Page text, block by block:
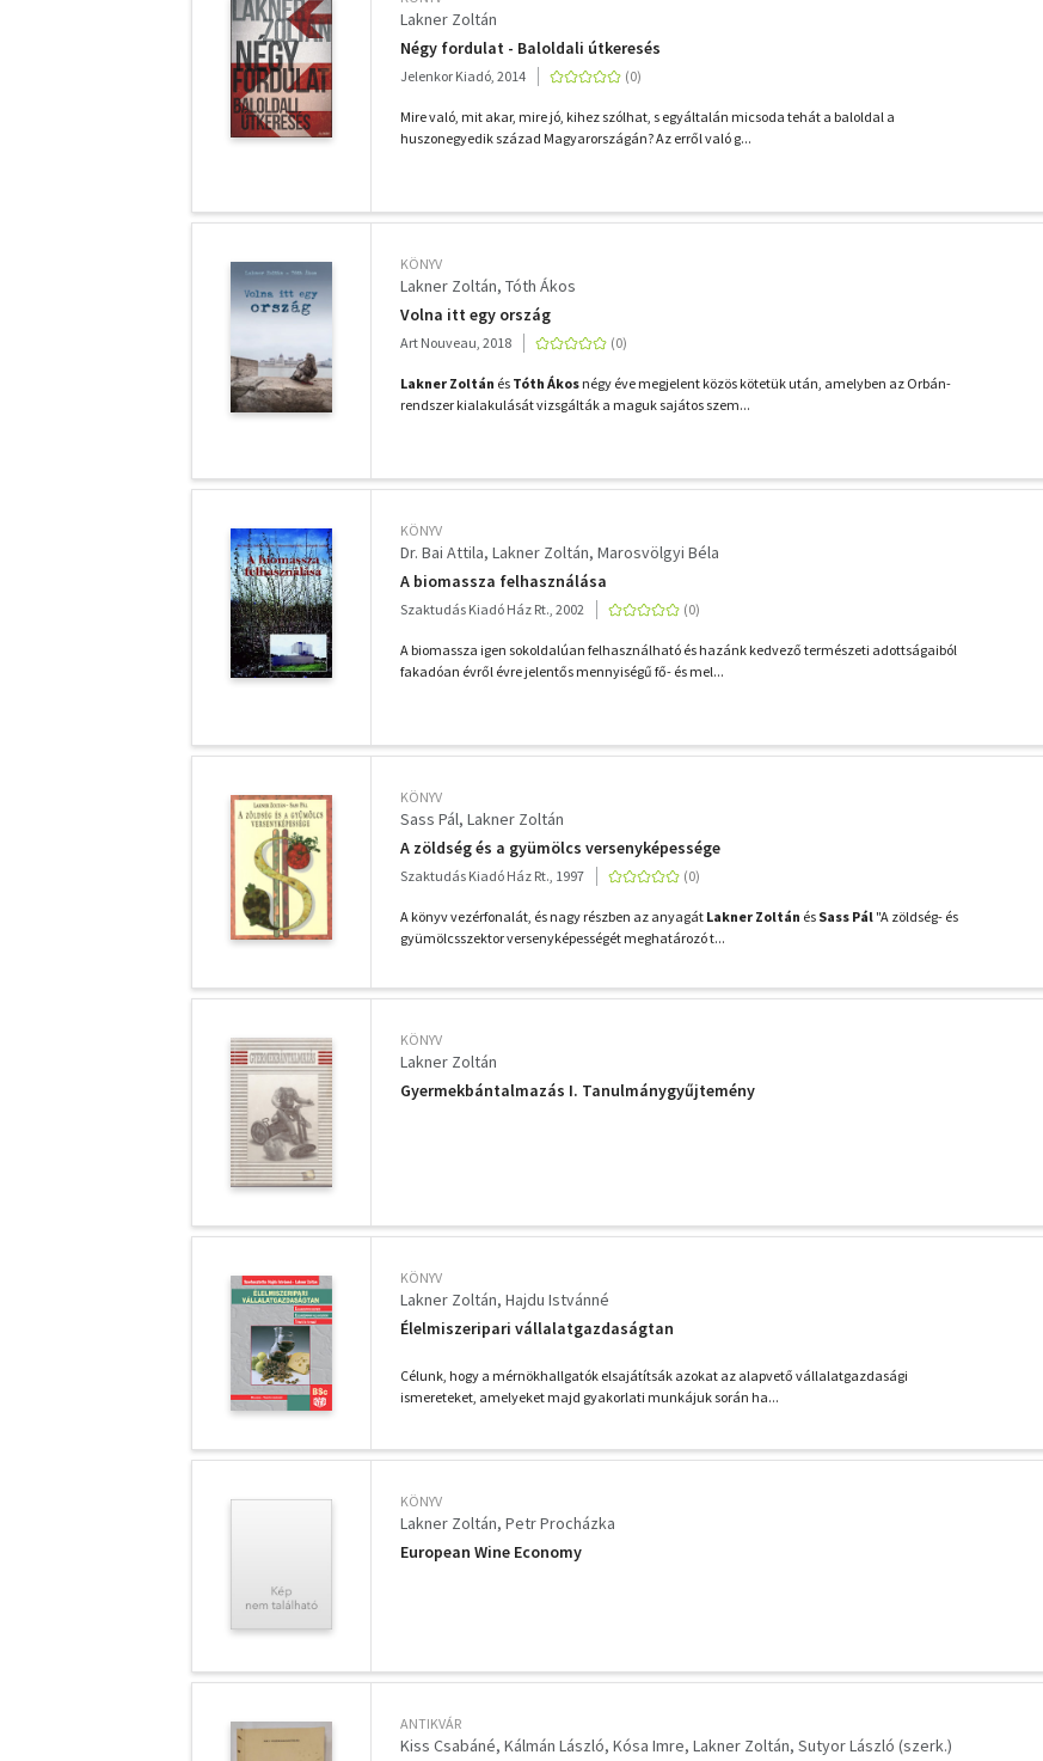
Lakner Zoltán
Négy fordulat - Baloldali útkeresés
Jelenkor Kiadó, 2014
Mire való, mit akar, mire jó, kihez szólhat, s egyáltalán micsoda tehát a baloldal a
huszonegyedik század Magyarországán? Az erről való g...
KÖNYV
Lakner Zoltán Tóth Ákos
Volna itt egy ország
Art Nouveau, 2018
Lakner Zoltán és Tóth Ákos négy éve megjelent közös kötetük után, amelyben az Orbán-
rendszer kialakulását vizsgálták a maguk sajátos szem...
KÖNYV
Dr. Bai Attila Lakner Zoltán Marosvölgyi Béla
A biomassza felhasználása
Szaktudás Kiadó Ház Rt., 2002
A biomassza igen sokoldalúan felhasználható és hazánk kedvező természeti adottságaiból
fakadóan évről évre jelentős mennyiségű fő- és mel...
KÖNYV
Sass Pál Lakner Zoltán
A zöldség és a gyümölcs versenyképessége
Szaktudás Kiadó Ház Rt., 1997
A könyv vezérfonalát, és nagy részben az anyagát Lakner Zoltán és Sass Pál "A zöldség- és
gyümölcsszektor versenyképességét meghatározó t...
KÖNYV
Lakner Zoltán
Gyermekbántalmazás I. Tanulmánygyűjtemény
KÖNYV
Lakner Zoltán Hajdu Istvánné
Élelmiszeripari vállalatgazdaságtan
Célunk, hogy a mérnökhallgatók elsajátítsák azokat az alapvető vállalatgazdasági
ismereteket, amelyeket majd gyakorlati munkájuk során ha...
KÖNYV
Lakner Zoltán Petr Procházka
European Wine Economy
ANTIKVÁR
Kiss Csabáné Kálmán László Kósa Imre Lakner Zoltán Sutyor László (szerk.)